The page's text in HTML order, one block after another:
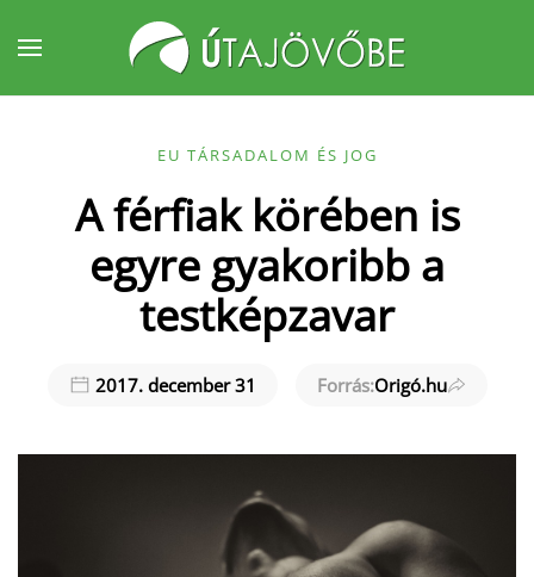
Fő tartalom átugrása
EU TÁRSADALOM ÉS JOG
A férfiak körében is
egyre gyakoribb a
testképzavar
2017. december 31 Forrás:Origó.hu